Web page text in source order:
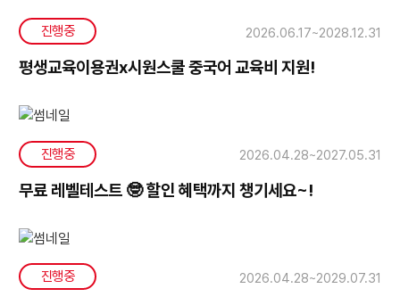
평생교육이용권x시원스쿨 중국어 교육비 지원!
진행중 2026.06.17~2028.12.31
무료 레벨테스트 🤓 할인 혜택까지 챙기세요~!
진행중 2026.04.28~2027.05.31
진행중 2026.04.28~2029.07.31